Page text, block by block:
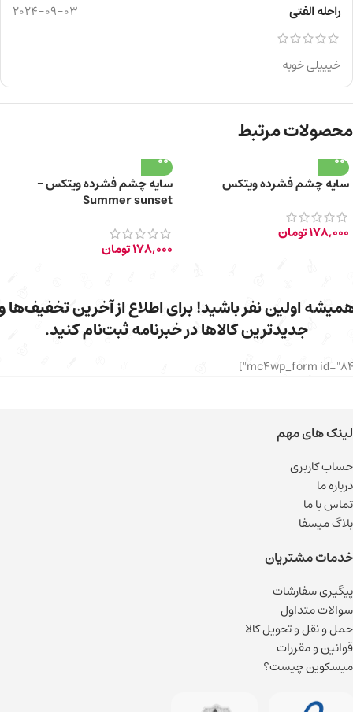
راحله الفتی 2024-09-03
خیییلی خوبه
محصولات مرتبط
سایه چشم فشرده ویتکس
178,000تومان
سایه چشم فشرده ویتکس –
Summer sunset
178,000تومان
اولین نفر باشید! برای اطلاع از آخرین تخفیف‌ها
جدیدترین کالاها در خبرنامه ثبت‌نام کنید.
لینک های مهم
حساب کاربری
درباره ما
تماس با ما
بلاگ میسفا
خدمات مشتریان
پیگیری سفارشات
سوالات متداول
حمل و نقل و تحویل کالا
قوانین و مقررات
میسکوین چیست؟